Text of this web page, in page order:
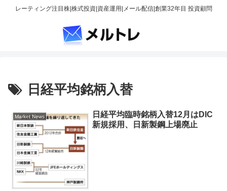
レーティング注目株|株式投資|資産運用|メール配信|創業32年目 投資顧問
日経平均銘柄入替
Market News
日経平均臨時銘柄入替12月はDIC
新規採用、日新製鋼上場廃止